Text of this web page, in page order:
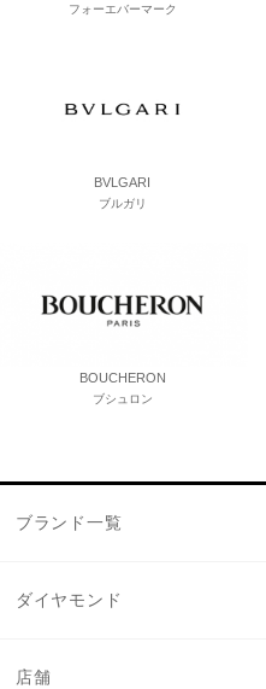
フォーエバーマーク
BVLGARI
ブルガリ
BOUCHERON
ブシュロン
ブランド一覧
ダイヤモンド
店舗